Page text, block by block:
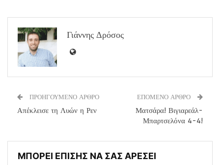
Γιάννης Δρόσος
ΠΡΟΗΓΟΥΜΕΝΟ ΑΡΘΡΟ
Απέκλεισε τη Λυών η Ρεν
ΕΠΟΜΕΝΟ ΑΡΘΡΟ
Ματσάρα! Βιγιαρεάλ-
Μπαρτσελόνα 4-4!
ΜΠΟΡΕΙ ΕΠΙΣΗΣ ΝΑ ΣΑΣ ΑΡΕΣΕΙ